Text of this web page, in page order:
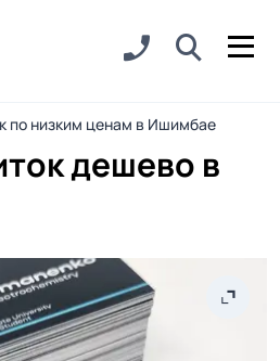
по низким ценам в Ишимбае
дешево в